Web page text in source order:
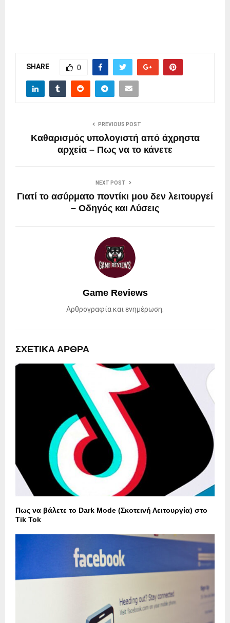
SHARE 0
PREVIOUS POST
Καθαρισμός υπολογιστή από άχρηστα
αρχεία – Πως να το κάνετε
NEXT POST
Γιατί το ασύρματο ποντίκι μου δεν λειτουργεί
– Οδηγός και Λύσεις
Game Reviews
Αρθρογραφία και ενημέρωση.
ΣΧΕΤΙΚΑ ΑΡΘΡΑ
Πως να βάλετε το Dark Mode (Σκοτεινή Λειτουργία) στο
Tik Tok